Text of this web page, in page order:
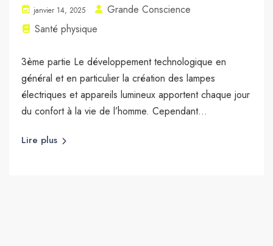
janvier 14, 2025
Grande Conscience
Santé physique
3ème partie Le développement technologique en
général et en particulier la création des lampes
électriques et appareils lumineux apportent chaque jour
du confort à la vie de l’homme. Cependant...
Lire plus